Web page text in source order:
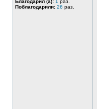
Благодарил (а): 1 раз.
Поблагодарили: 26 раз.